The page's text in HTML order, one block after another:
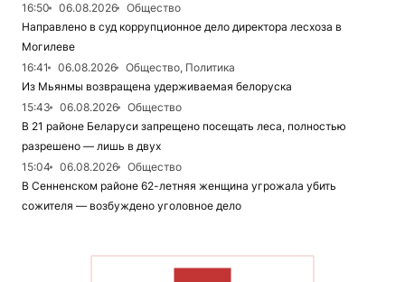
16:50
06.08.2026
Общество
Направлено в суд коррупционное дело директора лесхоза в
Могилеве
16:41
06.08.2026
Общество, Политика
Из Мьянмы возвращена удерживаемая белоруска
15:43
06.08.2026
Общество
В 21 районе Беларуси запрещено посещать леса, полностью
разрешено — лишь в двух
15:04
06.08.2026
Общество
В Сенненском районе 62-летняя женщина угрожала убить
сожителя — возбуждено уголовное дело